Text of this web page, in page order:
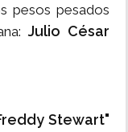
pesos pesados
Julio César
Stewart"